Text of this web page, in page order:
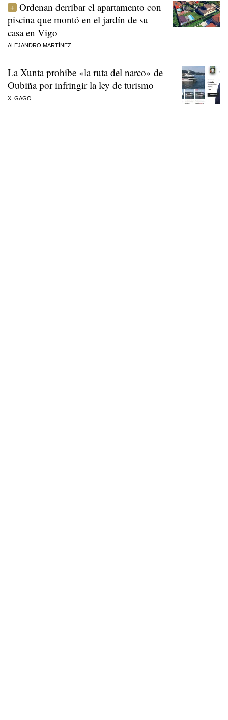
Ordenan derribar el apartamento con
piscina que montó en el jardín de su
casa en Vigo
ALEJANDRO MARTÍNEZ
La Xunta prohíbe «la ruta del narco» de
Oubiña por infringir la ley de turismo
X. GAGO